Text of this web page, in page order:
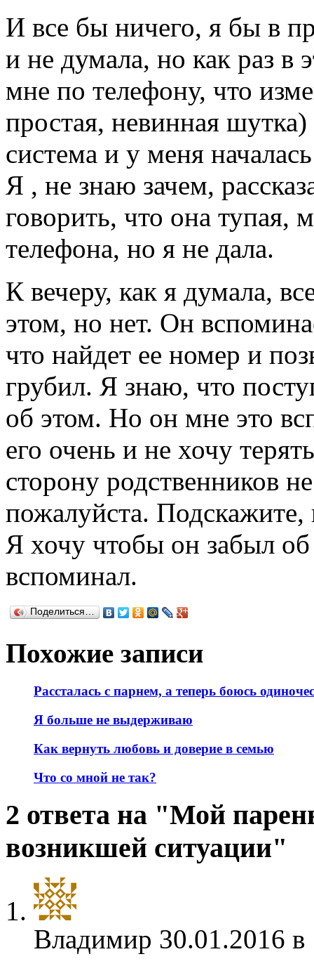
И все бы ничего, я бы в
и не думала, но как раз в
мне по телефону, что
простая, невинная
система и у меня
Я , не знаю зачем,
говорить, что она тупая,
телефона, но я не дала.
К вечеру, как я думала,
этом, но нет. Он
что найдет ее номер и
грубил. Я знаю, что
об этом. Но он мне это
его очень и не хочу
сторону родственников
пожалуйста. Подскажите,
Я хочу чтобы он забыл
вспоминал.
Поделиться…
Похожие записи
Рассталась с парнем, а теперь боюсь
Я больше не выдерживаю
Как вернуть любовь и доверие в семью
Что со мной не так?
2 ответа на "Мой
возникшей ситуации"
Владимир 30.01.2016